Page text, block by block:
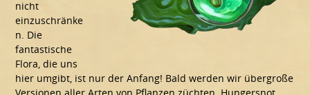
nicht
einzuschränke
n. Die
fantastische
Flora, die uns
hier umgibt, ist nur der Anfang! Bald werden wir übergroße